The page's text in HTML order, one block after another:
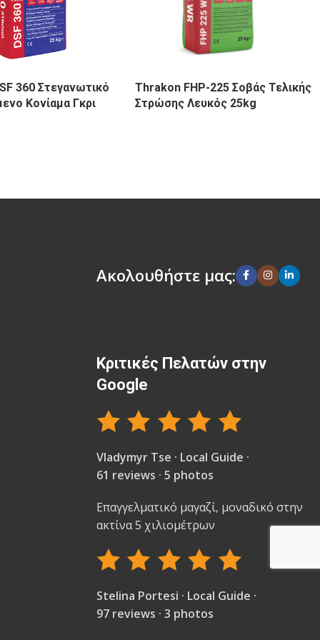
360 Στεγανωτικό
Κονίαμα Γκρι
Thrakon FHP-225 Σοβάς Τελικής
Στρώσης Λευκός 25kg
Ακολουθήστε μας:
Κριτικές Πελατών στην
Google
Vladymyr Tse · Local Guide ·
61 reviews · 5 photos
Επαγγελματικό μαγαζί, μοναδικό στην
ακτίνα 5 χιλιομέτρων
Stelina Portesi · Local Guide ·
97 reviews · 3 photos